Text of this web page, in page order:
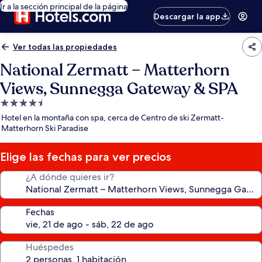
Ir a la sección principal de la página
Descargar la app
Ver todas las propiedades
National Zermatt – Matterhorn
Views, Sunnegga Gateway & SPA
Propiedad
de
4.5
estrellas
Hotel en la montaña con spa, cerca de Centro de ski Zermatt-
Matterhorn Ski Paradise
Elige las fechas para ver precios
¿A dónde quieres ir?
Fechas
Huéspedes